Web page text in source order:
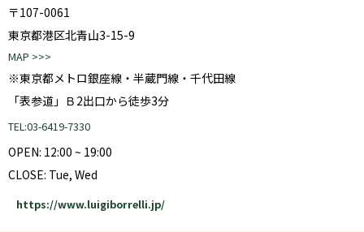
〒107-0061
東京都港区北青山3-15-9
MAP >>>
※東京都メトロ銀座線・半蔵門線・千代田線
「表参道」Ｂ2出口から徒歩3分
TEL:03-6419-7330
OPEN: 12:00 ~ 19:00
CLOSE: Tue, Wed
https://www.luigiborrelli.jp/